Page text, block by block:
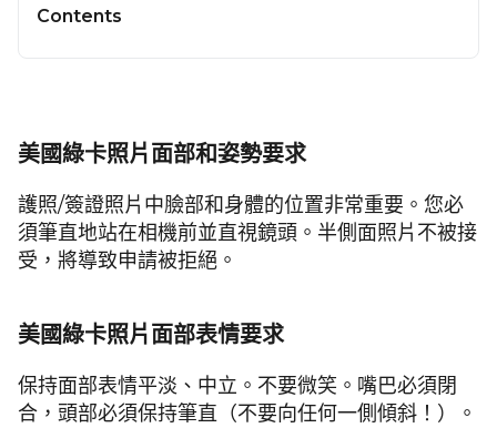
Contents
美國綠卡照片面部和姿勢要求
護照/簽證照片中臉部和身體的位置非常重要。您必
須筆直地站在相機前並直視鏡頭。半側面照片不被接
受，將導致申請被拒絕。
美國綠卡照片面部表情要求
保持面部表情平淡、中立。不要微笑。嘴巴必須閉
合，頭部必須保持筆直（不要向任何一側傾斜！）。